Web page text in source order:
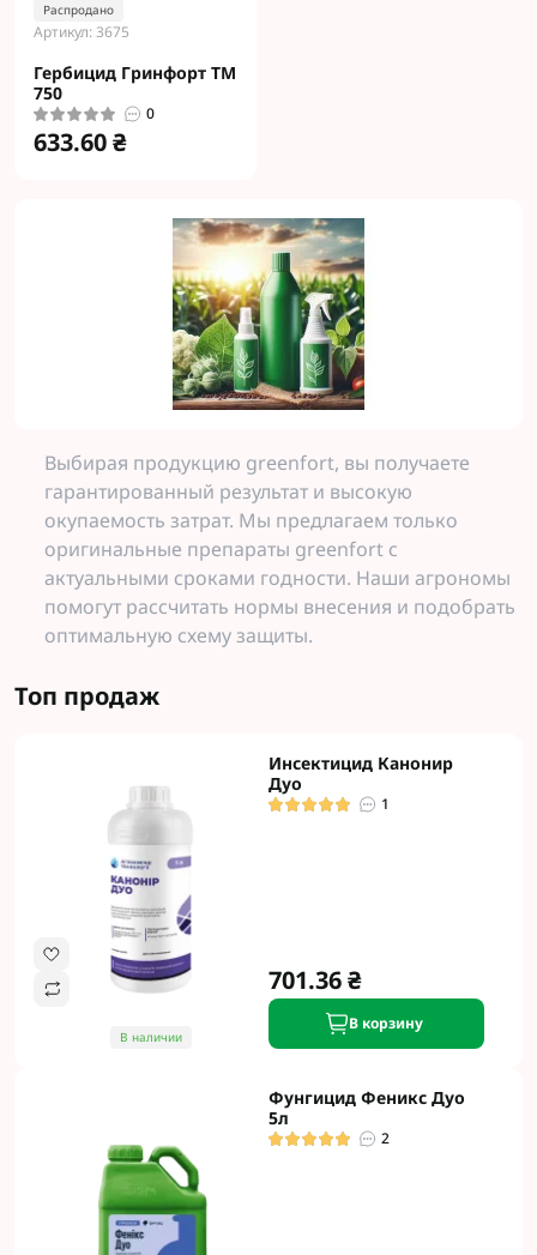
Распродано
Артикул: 3675
Гербицид Гринфорт ТМ
750
0
633.60 ₴
Выбирая продукцию greenfort, вы получаете
гарантированный результат и высокую
окупаемость затрат. Мы предлагаем только
оригинальные препараты greenfort с
актуальными сроками годности. Наши агрономы
помогут рассчитать нормы внесения и подобрать
оптимальную схему защиты.
Топ продаж
В наличии
Инсектицид Канонир
Дуо
1
701.36 ₴
В корзину
Фунгицид Феникс Дуо
5л
2